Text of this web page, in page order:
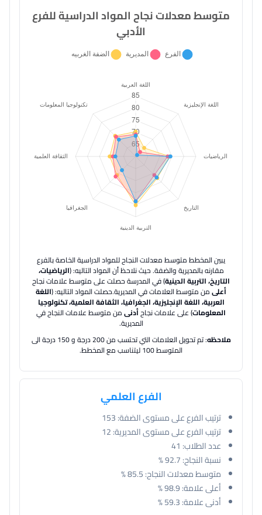
متوسط معدلات نجاح المواد الدراسية للفرع
الأدبي
يبين المخطط متوسط معدلات النجاح للمواد الدراسية الخاصة بالفرع
مقارنه بالمديرية والضفة.حيث نلاحظ أن المواد التاليه: (الرياضيات،
التاريخ، التربية الدينية) في المدرسة حصلت على متوسط علامات نجاح
أعلىمن متوسط العلامات في المديرية.حصلت المواد التاليه: (اللغة
العربية، اللغة الإنجليزية، الجغرافيا، الثقافة العلمية، تكنولوجيا
المعلومات) على علامات نجاحأدنىمن متوسط علامات النجاح في
المديرية.
ملاحظه
: تم تحويل العلامات التي تحتسب من 200 درجة و 150 درجة الى
المتوسط 100 ليتناسب مع المخطط.
الفرع العلمي
ترتيب الفرع على مستوى الضفة:153
ترتيب الفرع على مستوى المديرية:12
عدد الطلاب: 41
نسبة النجاح:92.7 %
متوسط معدلات النجاح:85.5 %
أعلى علامة:98.9 %
أدنى علامة:59.3 %